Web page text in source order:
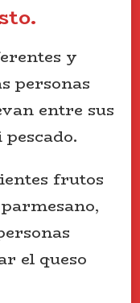
y
personas
entre sus
frutos
el queso